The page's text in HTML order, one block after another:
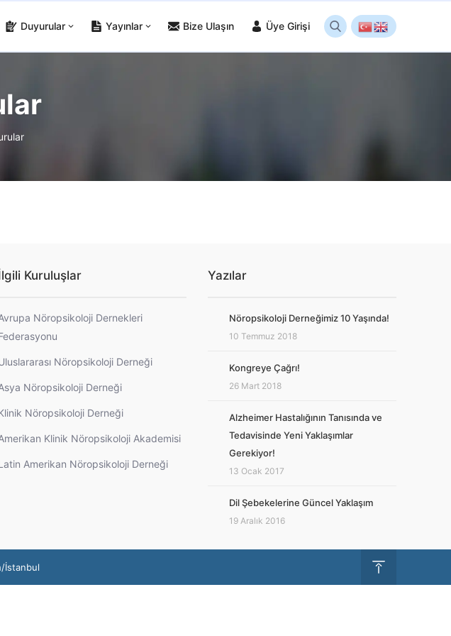
Duyurular Yayınlar Bize Ulaşın Üye Girişi
Kuruluşlar
Nöropsikoloji Dernekleri
Nöropsikoloji Derneği
Nöropsikoloji Derneği
Nöropsikoloji Derneği
Klinik Nöropsikoloji Akademisi
Amerikan Nöropsikoloji Derneği
Yazılar
Nöropsikoloji Derneğimiz 10 Yaşında!
10 Temmuz 2018
Kongreye Çağrı!
26 Mart 2018
Alzheimer Hastalığının Tanısında ve
Tedavisinde Yeni Yaklaşımlar
Gerekiyor!
13 Ocak 2017
Dil Şebekelerine Güncel Yaklaşım
19 Aralık 2016
İstanbul